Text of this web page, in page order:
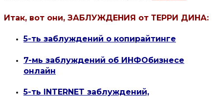
Итак, вот они, ЗАБЛУЖДЕНИЯ от ТЕРРИ ДИНА:
5-ть заблуждений о копирайтинге
7-мь заблуждений об ИНФОбизнесе
онлайн
5-ть INTERNET заблуждений,